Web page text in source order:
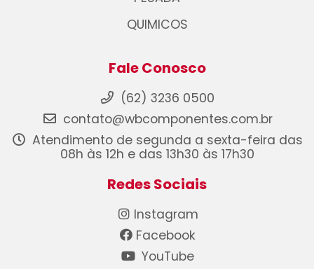
QUIMICOS
Fale Conosco
(62) 3236 0500
contato@wbcomponentes.com.br
Atendimento de segunda a sexta-feira das
08h às 12h e das 13h30 às 17h30
Redes Sociais
Instagram
Facebook
YouTube